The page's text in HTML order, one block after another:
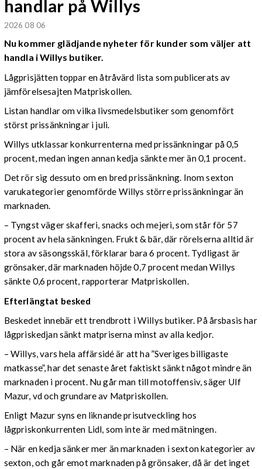
handlar på Willys
2026 08 06
Nu kommer glädjande nyheter för kunder som väljer att
handla i Willys butiker.
Lågprisjätten toppar en åtråvärd lista som publicerats av
jämförelsesajten Matpriskollen.
Listan handlar om vilka livsmedelsbutiker som genomfört
störst prissänkningar i juli.
Willys utklassar konkurrenterna med prissänkningar på 0,5
procent, medan ingen annan kedja sänkte mer än 0,1 procent.
Det rör sig dessuto om en bred prissänkning. Inom sexton
varukategorier genomförde Willys större prissänkningar än
marknaden.
– Tyngst väger skafferi, snacks och mejeri, som står för 57
procent av hela sänkningen. Frukt & bär, där rörelserna alltid är
stora av säsongsskäl, förklarar bara 6 procent. Tydligast är
grönsaker, där marknaden höjde 0,7 procent medan Willys
sänkte 0,6 procent, rapporterar Matpriskollen.
Efterlängtat besked
Beskedet innebär ett trendbrott i Willys butiker. På årsbasis har
lågpriskedjan sänkt matpriserna minst av alla kedjor.
– Willys, vars hela affärsidé är att ha ”Sveriges billigaste
matkasse”, har det senaste året faktiskt sänkt något mindre än
marknaden i procent. Nu går man till motoffensiv, säger Ulf
Mazur, vd och grundare av Matpriskollen.
Enligt Mazur syns en liknande prisutveckling hos
lågpriskonkurrenten Lidl, som inte är med mätningen.
– När en kedja sänker mer än marknaden i sexton kategorier av
sexton, och går emot marknaden på grönsaker, då är det inget